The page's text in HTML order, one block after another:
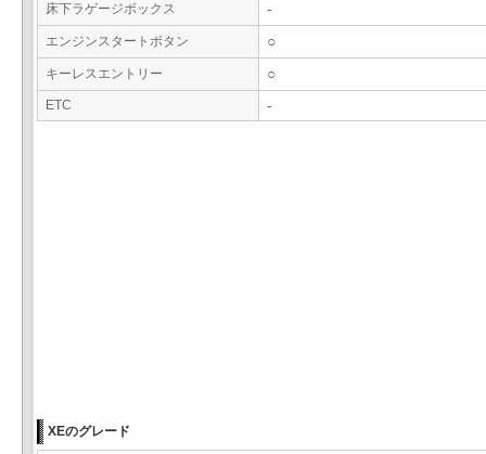
床下ラゲージボックス -
エンジンスタートボタン ○
キーレスエントリー ○
ETC -
XEのグレード